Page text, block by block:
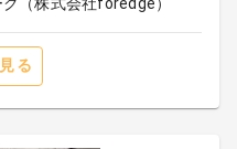
る